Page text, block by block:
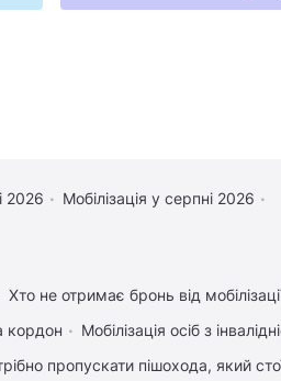
2026
Мобілізація у серпні 2026
Хто не отримає бронь від
кордон Мобілізація осіб з
пропускати пішохода, який